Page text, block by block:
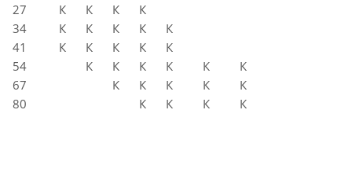
27 К К К
К
34
К К К К
К
41
К К К К
К
54
К К К К К
К
67
К К К К
К
80
К К К К